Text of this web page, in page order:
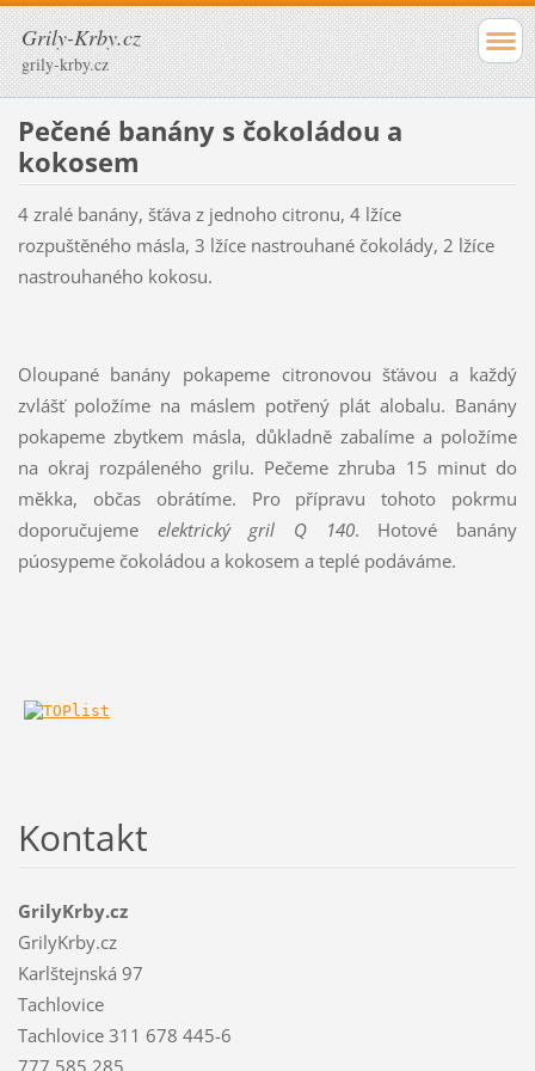
Grily-Krby.cz
grily-krby.cz
Pečené banány s čokoládou a
kokosem
4 zralé banány, šťáva z jednoho citronu, 4 lžíce
rozpuštěného másla, 3 lžíce nastrouhané čokolády, 2 lžíce
nastrouhaného kokosu.
Oloupané banány pokapeme citronovou šťávou a každý
zvlášť položíme na máslem potřený plát alobalu. Banány
pokapeme zbytkem másla, důkladně zabalíme a položíme
na okraj rozpáleného grilu. Pečeme zhruba 15 minut do
měkka, občas obrátíme. Pro přípravu tohoto pokrmu
doporučujeme elektrický gril Q 140. Hotové banány
púosypeme čokoládou a kokosem a teplé podáváme.
Kontakt
GrilyKrby.cz
GrilyKrby.cz
Karlštejnská 97
Tachlovice
Tachlovice 311 678 445-6
777 585 285